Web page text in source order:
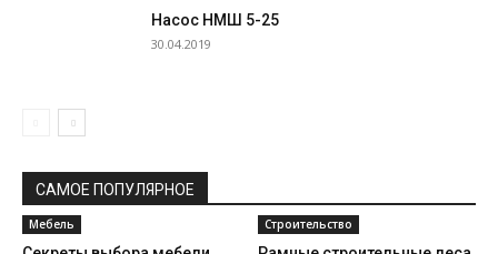
Насос НМШ 5-25
30.04.2019
САМОЕ ПОПУЛЯРНОЕ
Мебель Строительство